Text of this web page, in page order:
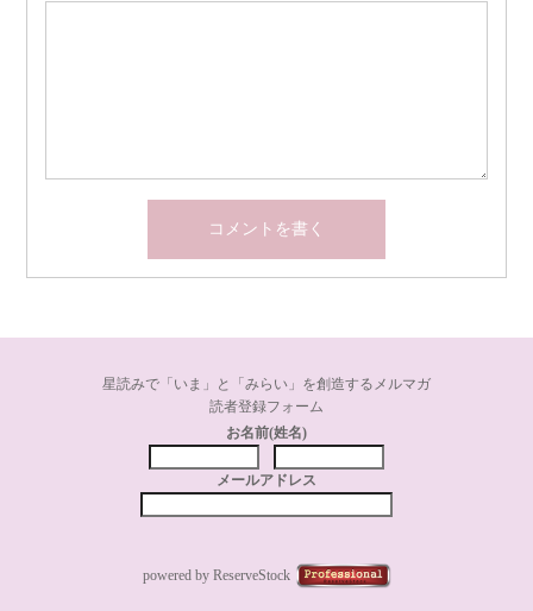
星読みで「いま」と「みらい」を創造するメルマガ
読者登録フォーム
お名前(姓名)
メールアドレス
powered by ReserveStock